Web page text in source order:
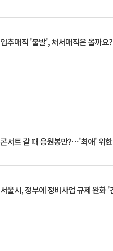
입추매직 '불발', 처서매직은 올까요
콘서트 갈 때 응원봉만?⋯'최애' 위
서울시, 정부에 정비사업 규제 완